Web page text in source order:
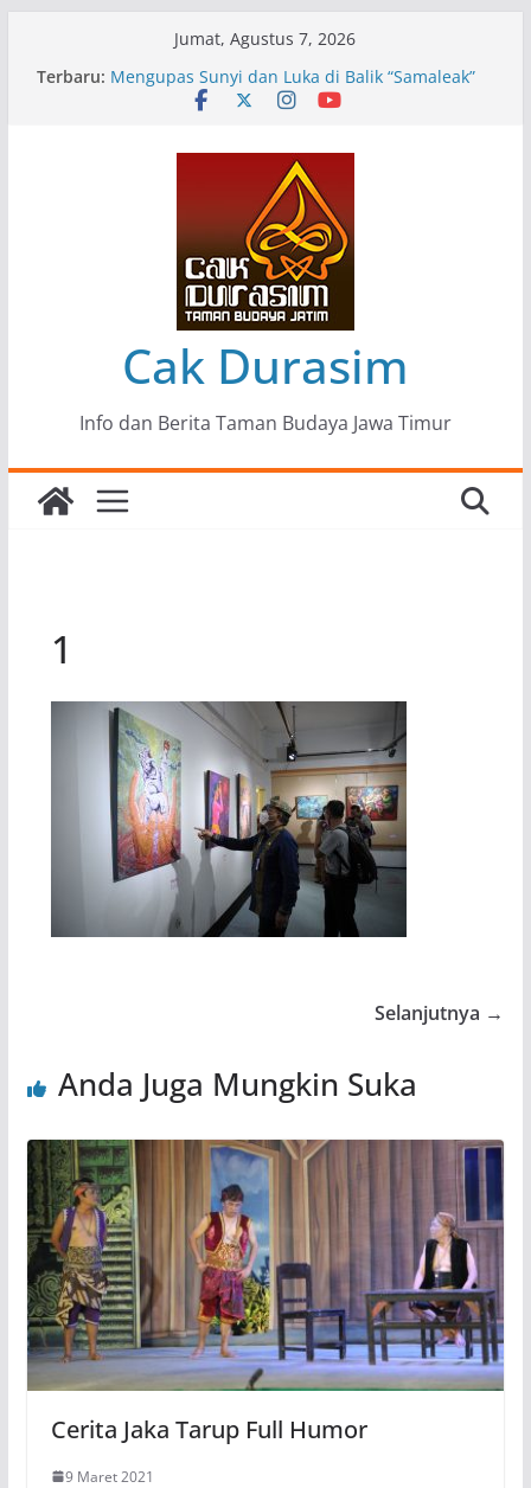
Jumat, Agustus 7, 2026
Terbaru: Pameran Lukisan Komunitas Patria Seni Rupa
Kota Blitar : Ketika “Bergerak” Menjadi Mantra
Mengupas Sunyi dan Luka di Balik “Samaleak”
Menjaga Marwah Seni dan Budaya: Catatan
Kunjungan Kerja Ir. Bambang Haryo Soekartono
(BHS) Anggota DPR RI ke Taman Budaya Jawa
Pameran Tunggal 35 Karya Agus Koecink
“Tumbang Tambang”, Ungkapan Kritis Tentang
Derita Pekerja Pertambangan
Cak Durasim
Info dan Berita Taman Budaya Jawa Timur
1
Selanjutnya →
Anda Juga Mungkin Suka
Cerita Jaka Tarup Full Humor
9 Maret 2021